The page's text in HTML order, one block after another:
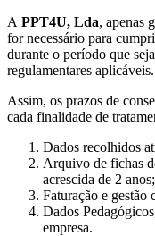
A PPT4U, Lda, apenas
for necessário para
durante o período que
regulamentares aplicáveis.
Assim, os prazos de
cada finalidade de
Dados recolhidos
Arquivo de fichas
acrescida de 2 anos;
Faturação e gestão
Dados
empresa.